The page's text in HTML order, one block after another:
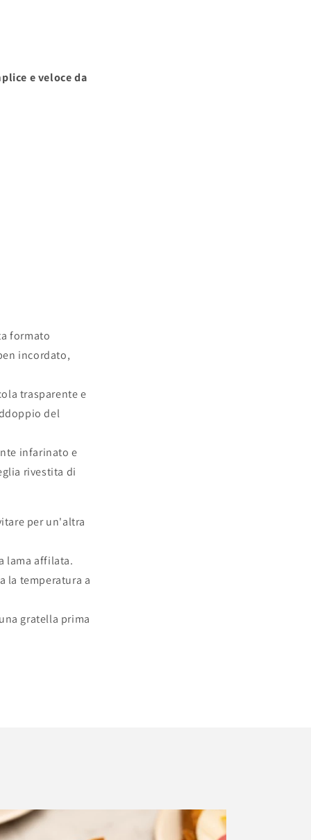
e veloce da
formato
incordato,
trasparente e
del
infarinato e
rivestita di
per un'altra
lama affilata.
la temperatura a
gratella prima